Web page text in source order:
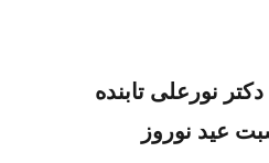
نورعلی تابنده
عید نوروز